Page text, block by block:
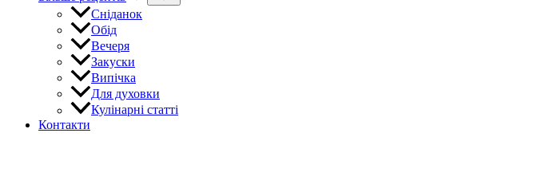
Сніданок
Обід
Вечеря
Закуски
Випічка
Для духовки
Кулінарні статті
Контакти